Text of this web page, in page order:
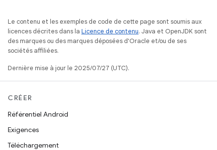
Le contenu et les exemples de code de cette page sont soumis aux
licences décrites dans la Licence de contenu. Java et OpenJDK sont
des marques ou des marques déposées d'Oracle et/ou de ses
sociétés affiliées.
Dernière mise à jour le 2025/07/27 (UTC).
CRÉER
Référentiel Android
Exigences
Téléchargement